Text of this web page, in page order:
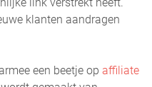
klanten aandragen
een beetje op affiliate